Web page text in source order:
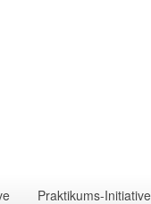
Praktikums-Initiative